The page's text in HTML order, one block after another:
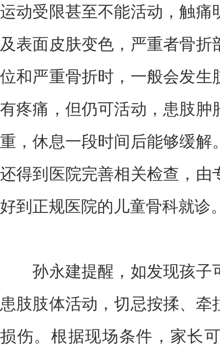
运动受限甚至不能活动，触
及表面皮肤变色，严重者骨
位和严重骨折时，一般会发生
有疼痛，但仍可活动，患肢肿
重，休息一段时间后能够缓解
还得到医院完善相关检查，由
好到正规医院的儿童骨科就诊
孙永建提醒，如发现孩子
患肢肢体活动，切忌按揉、
损伤。根据现场条件，家长